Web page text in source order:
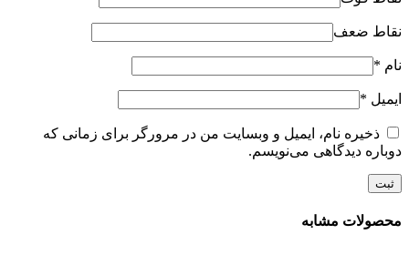
نقاط ضعف
نام *
ایمیل *
ذخیره نام، ایمیل و وبسایت من در مرورگر برای زمانی که
دوباره دیدگاهی می‌نویسم.
محصولات مشابه